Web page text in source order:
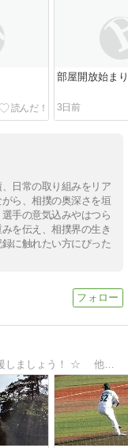
部屋開放始ま
3日前
日常の取り組みをリア
ら、相撲の奥深さを垣
手の意気込みやはつら
を伝え、相撲界の生き
に触れたい方にぴった
☆ いっしょに千葉ロッテマリーンズを応援しましょう！ ☆ 他にオリンピックと大相撲の応援や伊豆の観光情報などのサイトも運営中♪